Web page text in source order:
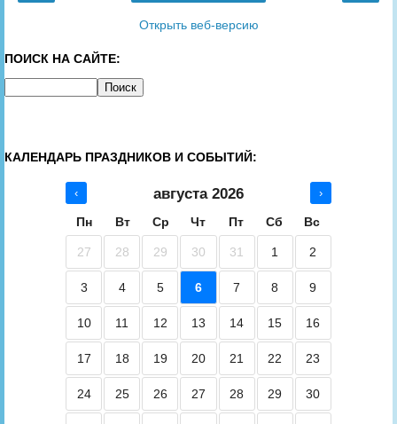
Открыть веб-версию
ПОИСК НА САЙТЕ:
КАЛЕНДАРЬ ПРАЗДНИКОВ И СОБЫТИЙ:
‹ августа 2026 ›
Пн Вт Ср Чт Пт Сб Вс
27 28 29 30 31 1 2
3 4 5 6 7 8 9
10 11 12 13 14 15 16
17 18 19 20 21 22 23
24 25 26 27 28 29 30